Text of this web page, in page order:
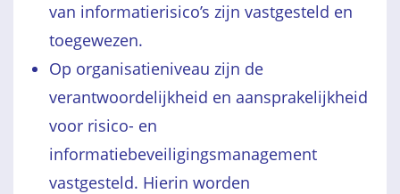
van informatierisico’s zijn vastgesteld en
toegewezen.
Op organisatieniveau zijn de
verantwoordelijkheid en aansprakelijkheid
voor risico- en
informatiebeveiligingsmanagement
vastgesteld. Hierin worden